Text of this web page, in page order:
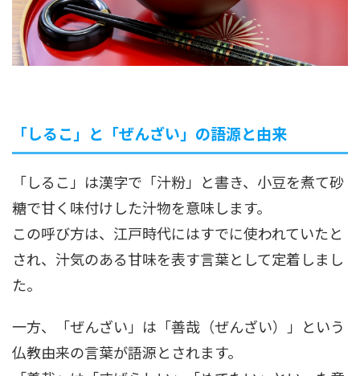
「しるこ」と「ぜんざい」の語源と由来
「しるこ」は漢字で「汁粉」と書き、小豆を煮て砂
糖で甘く味付けした汁物を意味します。
この呼び方は、江戸時代にはすでに使われていたと
され、汁気のある甘味を表す言葉として定着しまし
た。
一方、「ぜんざい」は「善哉（ぜんざい）」という
仏教由来の言葉が語源とされます。